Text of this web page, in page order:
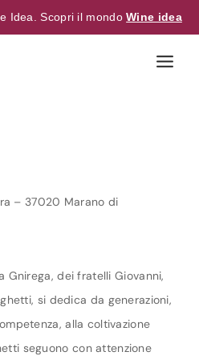
Idea. Scopri il mondoWine idea
– 37020 Marano di
Gnirega, dei fratelli Giovanni,
si dedica da generazioni,
alla coltivazione
seguono con attenzione